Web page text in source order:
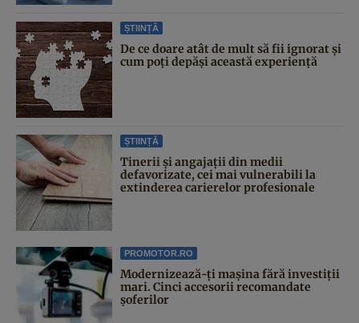
ȘTIINȚĂ
De ce doare atât de mult să fii ignorat și
cum poți depăși această experiență
ȘTIINȚĂ
Tinerii și angajații din medii
defavorizate, cei mai vulnerabili la
extinderea carierelor profesionale
PROMOTOR.RO
Modernizează-ți mașina fără investiții
mari. Cinci accesorii recomandate
șoferilor